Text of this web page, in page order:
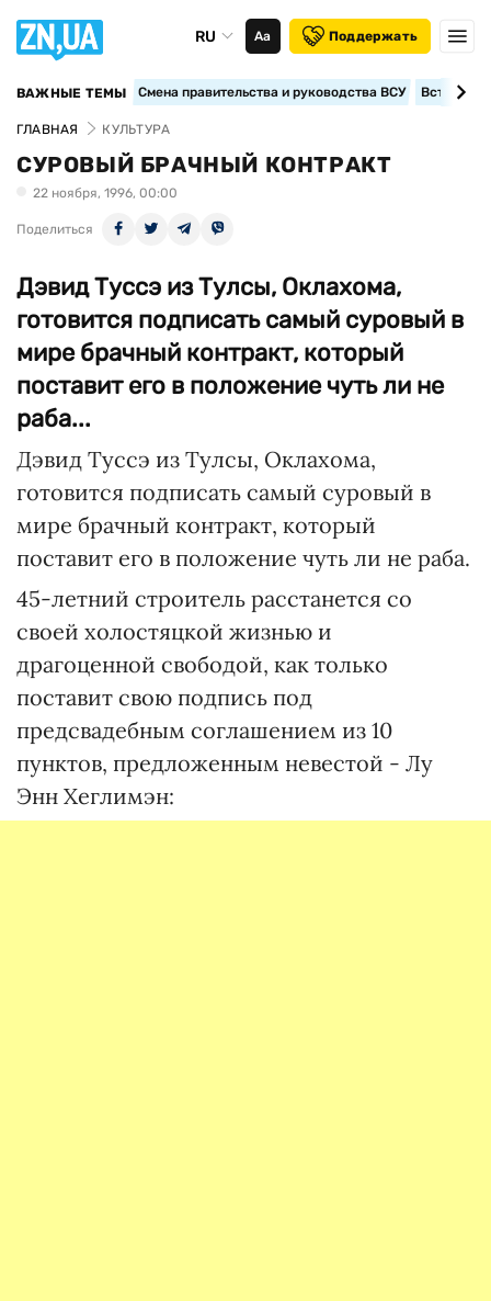
RU Аа Поддержать
ВАЖНЫЕ ТЕМЫ Смена правительства и руководства ВСУ
ГЛАВНАЯ КУЛЬТУРА
СУРОВЫЙ БРАЧНЫЙ КОНТРАКТ
22 ноября, 1996, 00:00
Поделиться
Дэвид Туссэ из Тулсы, Оклахома,
готовится подписать самый суровый в
мире брачный контракт, который
поставит его в положение чуть ли не
раба...
Дэвид Туссэ из Тулсы, Оклахома,
готовится подписать самый суровый в
мире брачный контракт, который
поставит его в положение чуть ли не раба.
45-летний строитель расстанется со
своей холостяцкой жизнью и
драгоценной свободой, как только
поставит свою подпись под
предсвадебным соглашением из 10
пунктов, предложенным невестой - Лу
Энн Хеглимэн: